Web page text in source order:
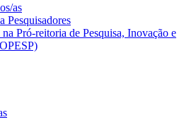
as
Pesquisadores
Pró-reitoria de Pesquisa, Inovação e